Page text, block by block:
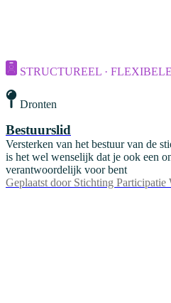
STRUCTUREEL ·
Dronten
Bestuurslid
Versterken van het bestuur van de
is het wel wenselijk dat je ook een
verantwoordelijk voor bent
Geplaatst door Stichting Participatie